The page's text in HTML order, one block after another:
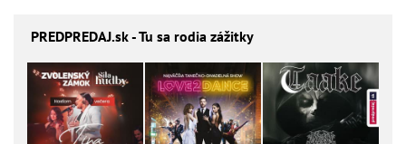
PREDPREDAJ.sk - Tu sa rodia zážitky